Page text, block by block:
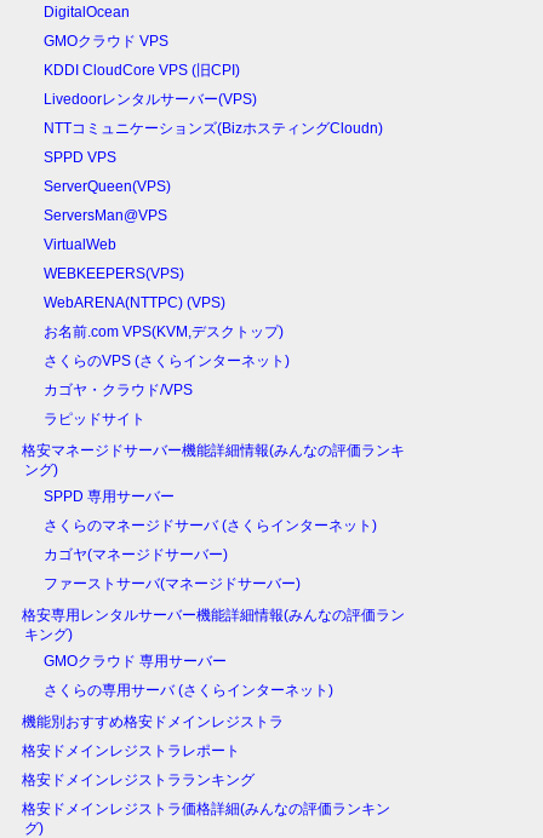
DigitalOcean
GMOクラウド VPS
KDDI CloudCore VPS (旧CPI)
Livedoorレンタルサーバー(VPS)
NTTコミュニケーションズ(BizホスティングCloudn)
SPPD VPS
ServerQueen(VPS)
ServersMan@VPS
VirtualWeb
WEBKEEPERS(VPS)
WebARENA(NTTPC) (VPS)
お名前.com VPS(KVM,デスクトップ)
さくらのVPS (さくらインターネット)
カゴヤ・クラウド/VPS
ラピッドサイト
格安マネージドサーバー機能詳細情報(みんなの評価ランキ
ング)
SPPD 専用サーバー
さくらのマネージドサーバ (さくらインターネット)
カゴヤ(マネージドサーバー)
ファーストサーバ(マネージドサーバー)
格安専用レンタルサーバー機能詳細情報(みんなの評価ラン
キング)
GMOクラウド 専用サーバー
さくらの専用サーバ (さくらインターネット)
機能別おすすめ格安ドメインレジストラ
格安ドメインレジストラレポート
格安ドメインレジストラランキング
格安ドメインレジストラ価格詳細(みんなの評価ランキン
グ)